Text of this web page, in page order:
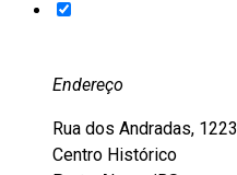
Endereço
Rua dos Andradas, 1223
Centro Histórico